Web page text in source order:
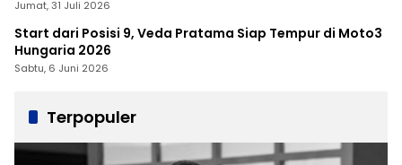
Jumat, 31 Juli 2026
Start dari Posisi 9, Veda Pratama Siap Tempur di Moto3
Hungaria 2026
Sabtu, 6 Juni 2026
Terpopuler